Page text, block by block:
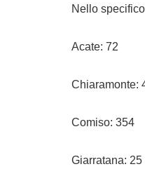
Nello
Acate: 72
Chiaramonte:
Comiso: 354
Giarratana: 25